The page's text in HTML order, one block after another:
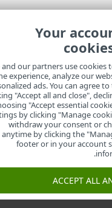
Portal
Your
and our partners use
experience, analyze our
ads. You can agree
"Accept all and close",
"Accept essential
by clicking "Manage
withdraw your consent or
anytime by clicking the
footer or in your account
.
ACCEPT ALL